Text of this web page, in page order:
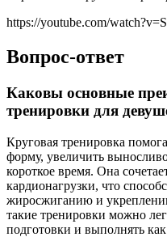
https://youtube.com/
Вопрос-ответ
Каковы основные
тренировки для
Круговая тренировка
форму, увеличить
короткое время. Она
кардионагрузки, что
жиросжиганию и
такие тренировки можно
подготовки и выполнять